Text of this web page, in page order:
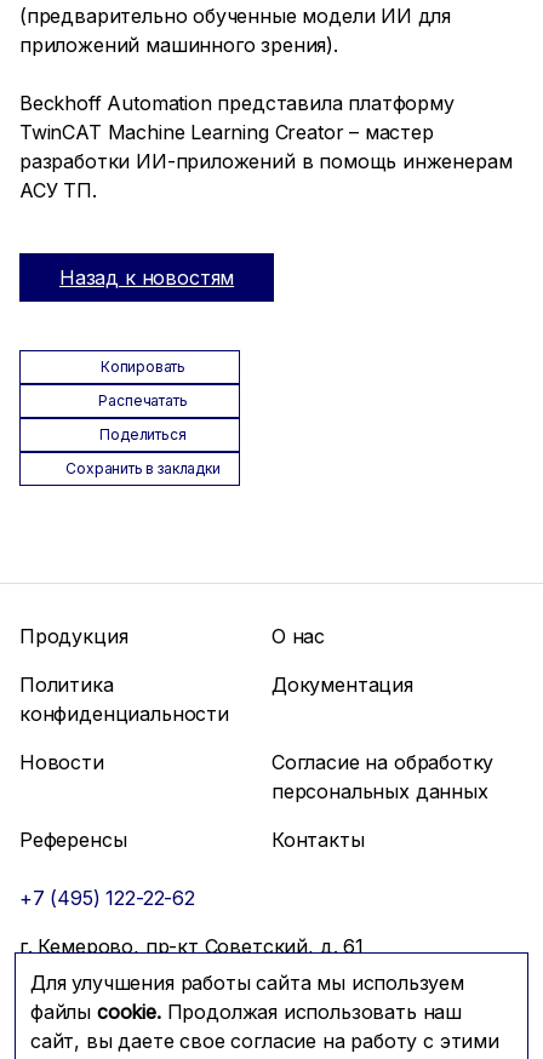
(предварительно обученные модели ИИ для
приложений машинного зрения).
Beckhoff Automation представила платформу
TwinCAT Machine Learning Creator – мастер
разработки ИИ-приложений в помощь инженерам
АСУ ТП.
Назад к новостям
Копировать
Распечатать
Поделиться
Сохранить в закладки
Для улучшения работы сайта мы используем
файлы cookie.Продолжая использовать наш
сайт, вы даете свое согласие на работу с этими
Продукция
О нас
Политика
конфиденциальности
Документация
Новости
Согласие на обработку
персональных данных
Референсы
Контакты
+7 (495) 122-22-62
г. Кемерово, пр-кт Советский, д. 61
info@mfmc.ru
Связаться с нами